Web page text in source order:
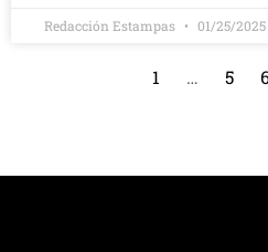
Redacción Estampas 01/25/2025
1 … 5